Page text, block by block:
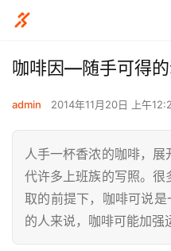
咖啡因—随手可得
admin 2014年11月20日 上午
人手一杯香浓的咖啡，
代许多上班族的写照。
取的前提下，咖啡可说是
的人来说，咖啡可能加强